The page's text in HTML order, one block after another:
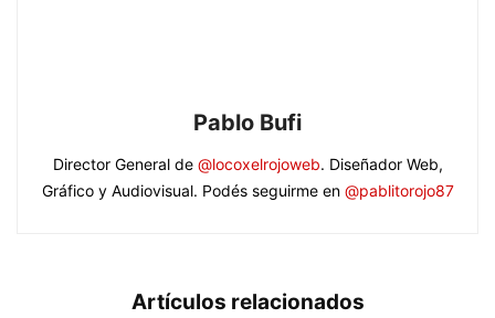
Pablo Bufi
Director General de @locoxelrojoweb. Diseñador Web,
Gráfico y Audiovisual. Podés seguirme en @pablitorojo87
Artículos relacionados